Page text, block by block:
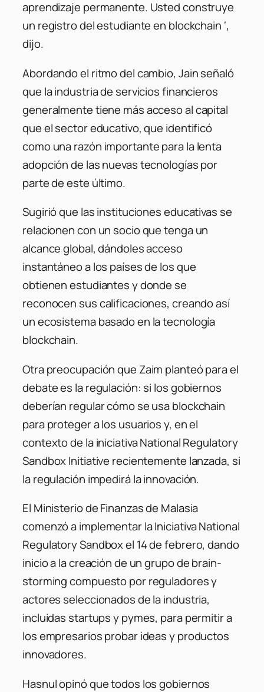
aprendizaje permanente. Usted construye
un registro del estudiante en blockchain ‘,
dijo.
Abordando el ritmo del cambio, Jain señaló
que la industria de servicios financieros
generalmente tiene más acceso al capital
que el sector educativo, que identificó
como una razón importante para la lenta
adopción de las nuevas tecnologías por
parte de este último.
Sugirió que las instituciones educativas se
relacionen con un socio que tenga un
alcance global, dándoles acceso
instantáneo a los países de los que
obtienen estudiantes y donde se
reconocen sus calificaciones, creando así
un ecosistema basado en la tecnología
blockchain.
Otra preocupación que Zaim planteó para el
debate es la regulación: si los gobiernos
deberían regular cómo se usa blockchain
para proteger a los usuarios y, en el
contexto de la iniciativa National Regulatory
Sandbox Initiative recientemente lanzada, si
la regulación impedirá la innovación.
El Ministerio de Finanzas de Malasia
comenzó a implementar la Iniciativa National
Regulatory Sandbox el 14 de febrero, dando
inicio a la creación de un grupo de brain-
storming compuesto por reguladores y
actores seleccionados de la industria,
incluidas startups y pymes, para permitir a
los empresarios probar ideas y productos
innovadores.
Hasnul opinó que todos los gobiernos